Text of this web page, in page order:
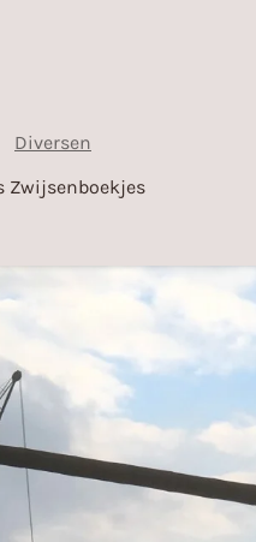
Diversen
Zwijsenboekjes